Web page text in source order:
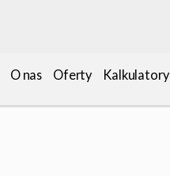
O nas Oferty Kalkulatory